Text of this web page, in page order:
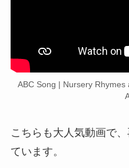
ABC Song | Nursery
こちらも大人気動画で
ています。